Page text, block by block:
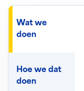
Wat we
doen
Hoe we dat
doen